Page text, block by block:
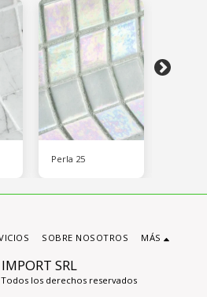
Perla 25
SRL
los derechos reservados
SOBRE NOSOTROS MÁS